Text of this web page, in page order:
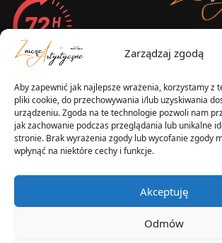
Zarządzaj zgodą
Aby zapewnić jak najlepsze wrażenia, korzystamy z
pliki cookie, do przechowywania i/lub uzyskiwania
urządzeniu. Zgoda na te technologie pozwoli nam
jak zachowanie podczas przeglądania lub unikalne
stronie. Brak wyrażenia zgody lub wycofanie zgody
wpłynąć na niektóre cechy i funkcje.
Akceptuję
Odmów
Wytwórnia